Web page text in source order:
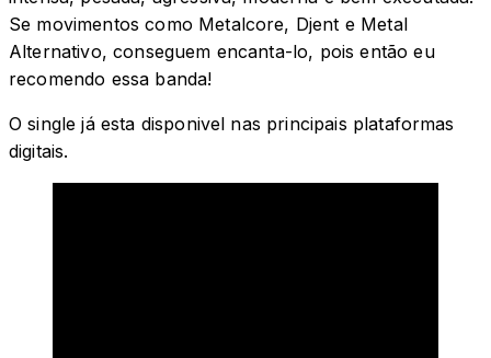
Se movimentos como Metalcore, Djent e Metal
Alternativo, conseguem encanta-lo, pois então eu
recomendo essa banda!
O single já esta disponivel nas principais plataformas
digitais.